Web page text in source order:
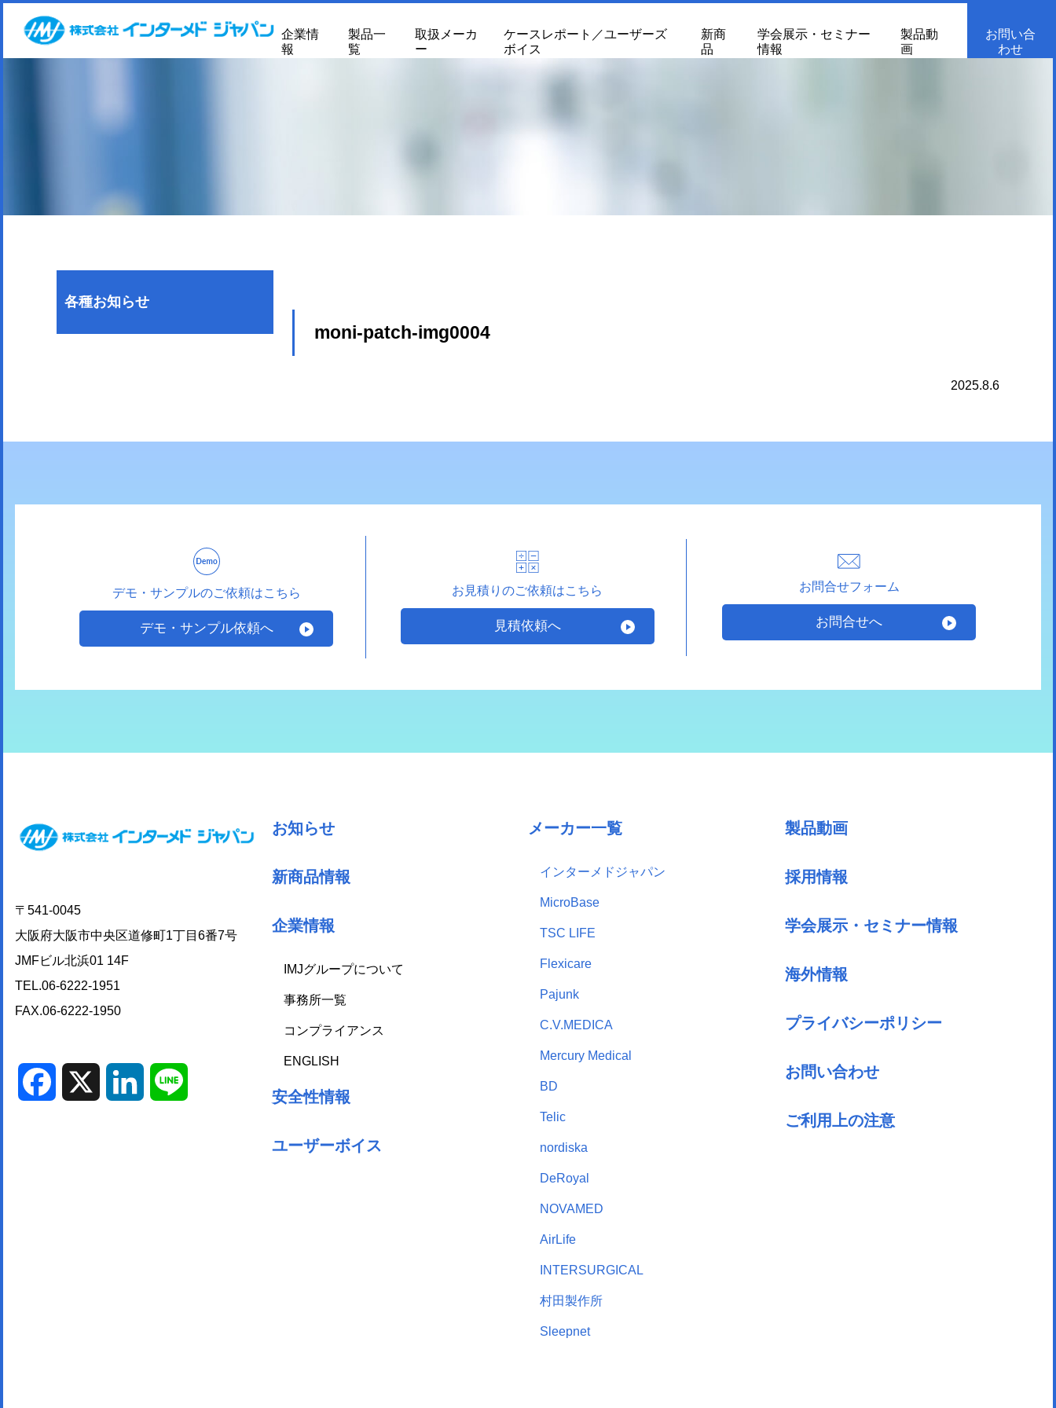
企業情
報
製品一
覧
取扱メーカ
ー
ケースレポート／ユーザーズ
ボイス
新商
品
学会展示・セミナー
情報
製品動
画
お問い合
わせ
各種お知らせ
moni-patch-img0004
2025.8.6
デモ・サンプルのご依頼はこちら
デモ・サンプル依頼へ
お見積りのご依頼はこちら
見積依頼へ
お問合せフォーム
お問合せへ
〒541-0045
大阪府大阪市中央区道修町1丁目6番7号
JMFビル北浜01 14F
TEL.06-6222-1951
FAX.06-6222-1950
Facebook LinkedIn
お知らせ
新商品情報
企業情報
IMJグループについて
事務所一覧
コンプライアンス
ENGLISH
安全性情報
ユーザーボイス
メーカー一覧
インターメドジャパン
MicroBase
TSC LIFE
Flexicare
Pajunk
C.V.MEDICA
Mercury Medical
BD
Telic
nordiska
DeRoyal
NOVAMED
AirLife
INTERSURGICAL
村田製作所
Sleepnet
製品動画
採用情報
学会展示・セミナー情報
海外情報
プライバシーポリシー
お問い合わせ
ご利用上の注意